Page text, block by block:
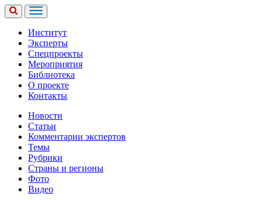
Институт
Эксперты
Спецпроекты
Мероприятия
Библиотека
О проекте
Контакты
Новости
Статьи
Комментарии экспертов
Темы
Рубрики
Страны и регионы
Фото
Видео